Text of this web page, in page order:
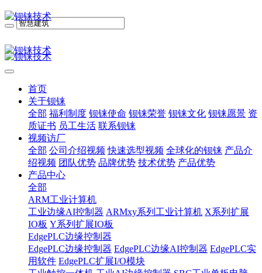
首页
关于钡铼
全部 福利制度 钡铼使命 钡铼荣誉 钡铼文化 钡铼愿景 资
质证书 员工生活 联系钡铼
视频访厂
全部 公司介绍视频 快速选型视频 全球化的钡铼 产品介
绍视频 团队优势 品牌优势 技术优势 产品优势
产品中心
全部
ARM工业计算机
工业边缘AI控制器 ARMxy系列工业计算机 X系列扩展
IO板 Y系列扩展IO板
EdgePLC边缘控制器
EdgePLC边缘控制器 EdgePLC边缘AI控制器 EdgePLC实
用软件 EdgePLC扩展I/O模块